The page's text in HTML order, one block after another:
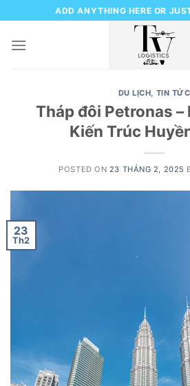
to
content
ADD ANYTHING HERE OR
DU LỊCH, TIN TỨC
Tháp đôi Petronas –
Kiến Trúc
POSTED ON 23 THÁNG 2, 2025
23
Th2